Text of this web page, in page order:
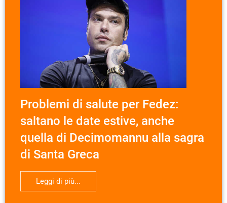
Problemi di salute per Fedez:
saltano le date estive, anche
quella di Decimomannu alla sagra
di Santa Greca
Leggi di più...